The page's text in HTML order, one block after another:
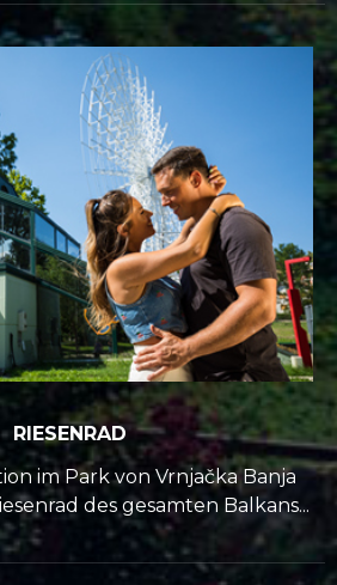
RIESENRAD
im Park von Vrnjačka Banja
des gesamten Balkans...